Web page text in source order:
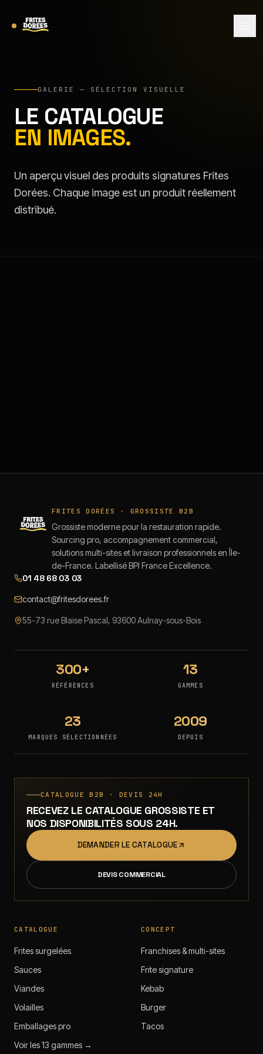
GALERIE — SÉLECTION VISUELLE
LE CATALOGUE
EN IMAGES.
Un aperçu visuel des produits signatures Frites
Dorées. Chaque image est un produit réellement
distribué.
FRITES DORÉES · GROSSISTE B2B
Grossiste moderne pour la restauration rapide.
Sourcing pro, accompagnement commercial,
solutions multi-sites et livraison professionnels en Île-
de-France. Labellisé BPI France Excellence.
01 48 68 03 03
contact@fritesdorees.fr
55-73 rue Blaise Pascal, 93600 Aulnay-sous-Bois
300+
RÉFÉRENCES
13
GAMMES
23
MARQUES SÉLECTIONNÉES
2009
DEPUIS
CATALOGUE B2B · DEVIS 24H
RECEVEZ LE CATALOGUE GROSSISTE ET
NOS DISPONIBILITÉS SOUS 24H.
DEMANDER LE CATALOGUE
DEVIS COMMERCIAL
CATALOGUE
Frites surgelées
Sauces
Viandes
Volailles
Emballages pro
Voir les 13 gammes →
CONCEPT
Franchises & multi-sites
Frite signature
Kebab
Burger
Tacos